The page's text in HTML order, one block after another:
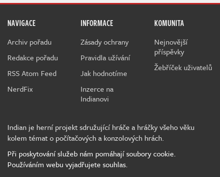
NAVIGACE
Archiv pořadu
Redakce pořadu
RSS Atom Feed
NerdFix
INFORMACE
Zásady ochrany
Pravidla užívání
Jak hodnotíme
Inzerce na
Indianovi
KOMUNITA
Nejnovější
příspěvky
Žebříček uživatelů
Indian je herní projekt sdružující hráče a hráčky všeho věku
kolem témat o počítačových a konzolových hrách.
Při poskytování služeb nám pomáhají soubory cookie.
Používáním webu vyjadřujete souhlas.